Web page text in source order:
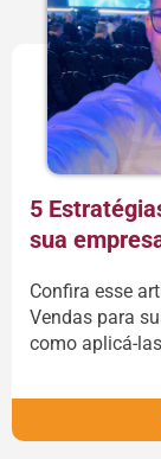
5
sua
Confira esse
Vendas para
como aplicá-